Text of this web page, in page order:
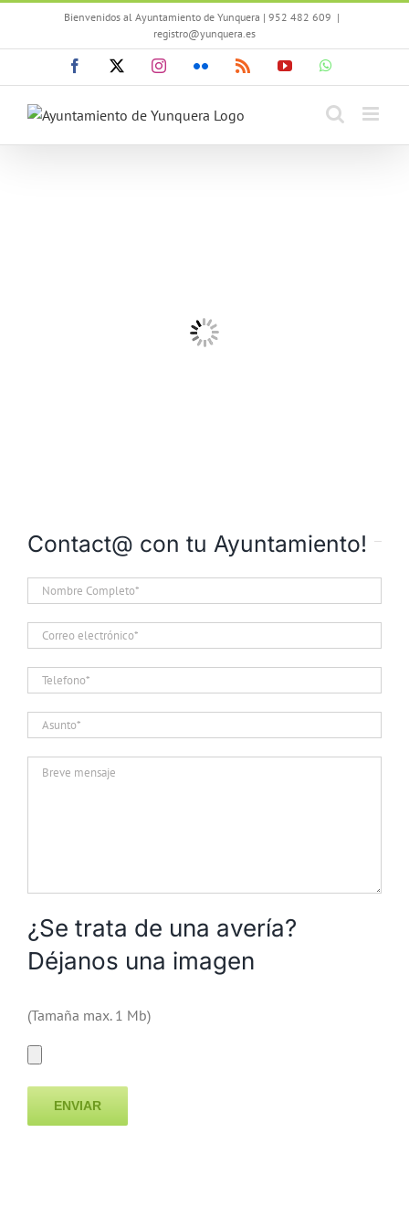
contenido
Bienvenidos al Ayuntamiento de Yunquera | 952 482 609 |
registro@yunquera.es
Facebook InstagramFlickr Rss YouTube
Contact@ con tu Ayuntamiento!
¿Se trata de una avería?
Déjanos una imagen
(Tamaña max. 1 Mb)